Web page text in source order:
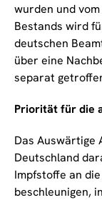
wurden und
Bestands wird
deutschen
über eine
separat
Priorität für die
Das Auswärtige
Deutschland
Impfstoffe an
beschleunigen,